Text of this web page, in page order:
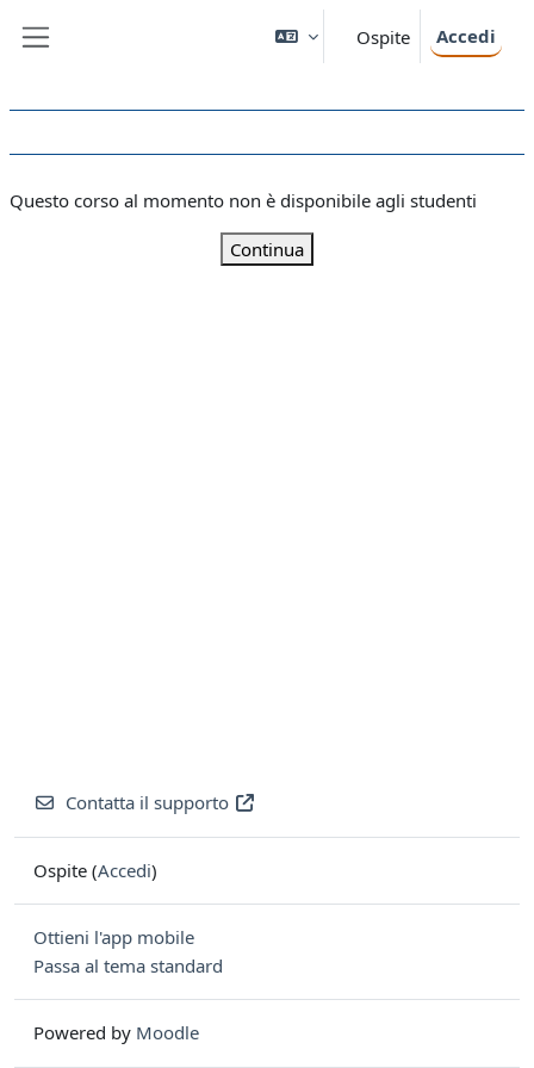
Ospite Accedi
Questo corso al momento non è disponibile agli studenti
Continua
Contatta il supporto
Ospite (Accedi)
Ottieni l'app mobile
Passa al tema standard
Powered by Moodle